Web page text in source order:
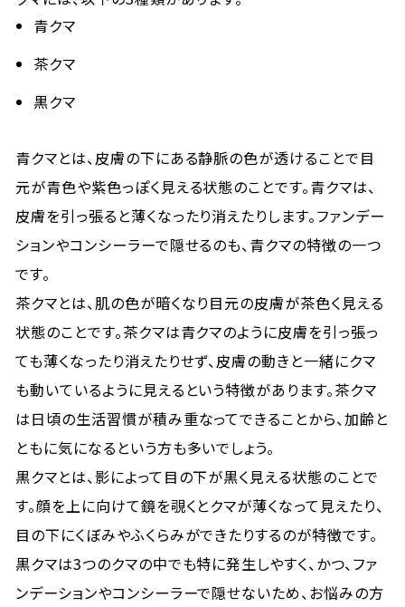
青クマ
茶クマ
黒クマ
青クマとは、皮膚の下にある静脈の色が透けることで目
元が青色や紫色っぽく見える状態のことです。青クマは、
皮膚を引っ張ると薄くなったり消えたりします。ファンデー
ションやコンシーラーで隠せるのも、青クマの特徴の一つ
です。
茶クマとは、肌の色が暗くなり目元の皮膚が茶色く見える
状態のことです。茶クマは青クマのように皮膚を引っ張っ
ても薄くなったり消えたりせず、皮膚の動きと一緒にクマ
も動いているように見えるという特徴があります。茶クマ
は日頃の生活習慣が積み重なってできることから、加齢と
ともに気になるという方も多いでしょう。
黒クマとは、影によって目の下が黒く見える状態のことで
す。顔を上に向けて鏡を覗くとクマが薄くなって見えたり、
目の下にくぼみやふくらみができたりするのが特徴です。
黒クマは3つのクマの中でも特に発生しやすく、かつ、ファ
ンデーションやコンシーラーで隠せないため、お悩みの方